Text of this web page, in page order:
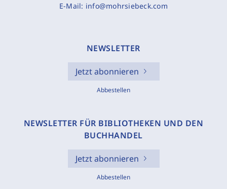
E-Mail: info@mohrsiebeck.com
NEWSLETTER
Jetzt abonnieren
Abbestellen
NEWSLETTER FÜR BIBLIOTHEKEN UND DEN
BUCHHANDEL
Jetzt abonnieren
Abbestellen